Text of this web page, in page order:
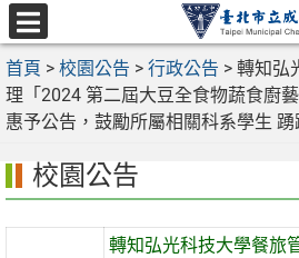
跳
至
主
要
內
選
單
首頁 > 校園公告 > 行政公告 > 轉知弘
理「2024 第二屆大豆全食物蔬食廚
惠予公告，鼓勵所屬相關科系學生
校園公告
轉知弘光科技大學餐旅